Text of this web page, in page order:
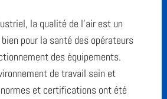
la qualité de l’air est un
pour la santé des opérateurs
des équipements.
de travail sain et
et certifications ont été